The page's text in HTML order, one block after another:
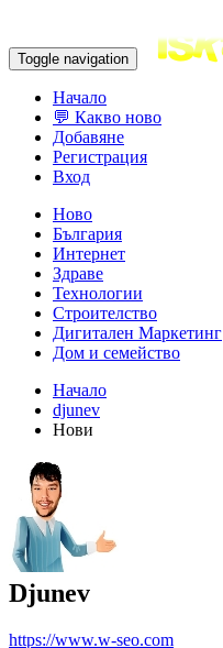
Toggle navigation
Начало
💬 Какво ново
Добавяне
Регистрация
Вход
Ново
България
Интернет
Здраве
Технологии
Строителство
Дигитален Маркетинг
Дом и семейство
Начало
djunev
Нови
Djunev
https://www.w-seo.com